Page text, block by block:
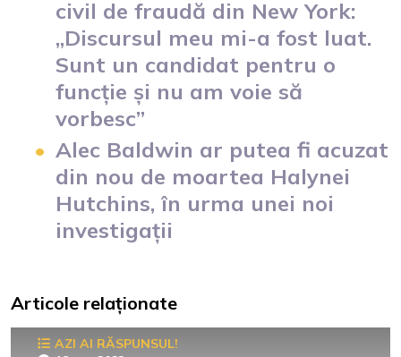
civil de fraudă din New York:
„Discursul meu mi-a fost luat.
Sunt un candidat pentru o
funcție și nu am voie să
vorbesc”
Alec Baldwin ar putea fi acuzat
din nou de moartea Halynei
Hutchins, în urma unei noi
investigații
Articole relaționate
AZI AI RĂSPUNSUL!